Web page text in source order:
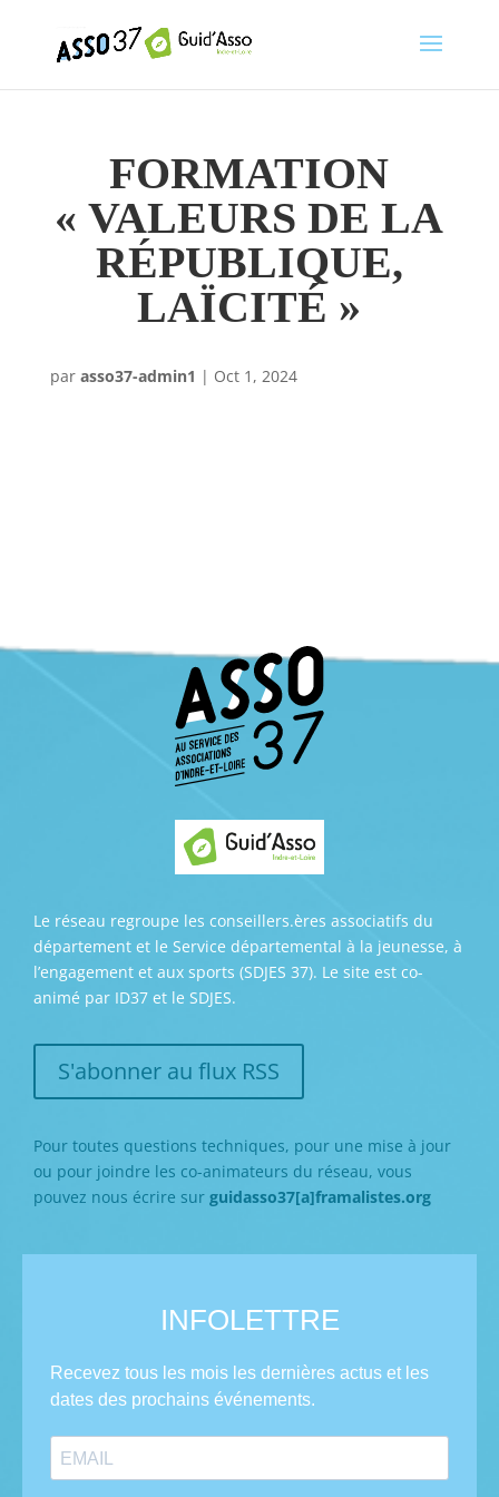
FORMATION
« VALEURS DE LA
RÉPUBLIQUE,
LAÏCITÉ »
par asso37-admin1 | Oct 1, 2024
Le réseau regroupe les conseillers.ères associatifs du
département et le Service départemental à la jeunesse, à
l’engagement et aux sports (SDJES 37). Le site est co-
animé par ID37 et le SDJES.
S'abonner au flux RSS
Pour toutes questions techniques, pour une mise à jour
ou pour joindre les co-animateurs du réseau, vous
pouvez nous écrire sur guidasso37[a]framalistes.org